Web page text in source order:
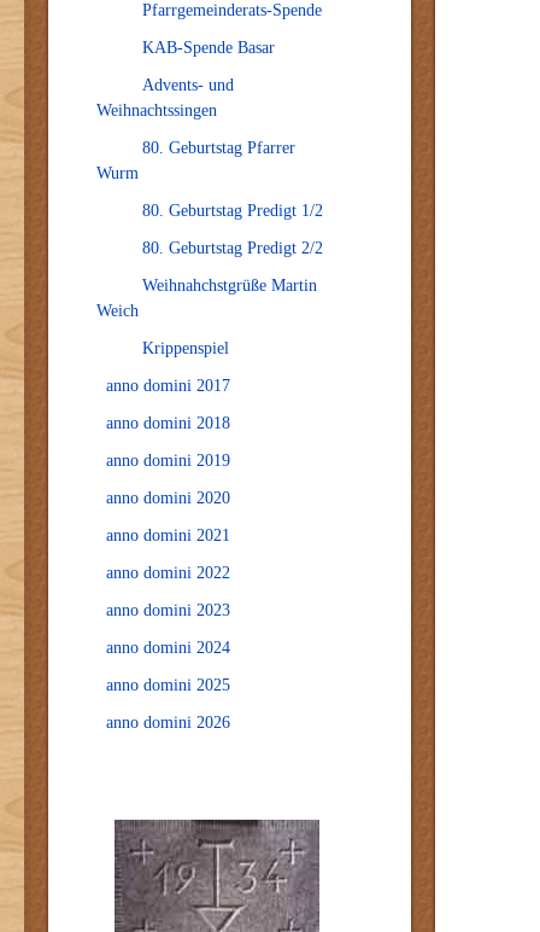
Pfarrgemeinderats-Spende
KAB-Spende Basar
Advents- und
Weihnachtssingen
80. Geburtstag Pfarrer
Wurm
80. Geburtstag Predigt 1/2
80. Geburtstag Predigt 2/2
Weihnahchstgrüße Martin
Weich
Krippenspiel
anno domini 2017
anno domini 2018
anno domini 2019
anno domini 2020
anno domini 2021
anno domini 2022
anno domini 2023
anno domini 2024
anno domini 2025
anno domini 2026